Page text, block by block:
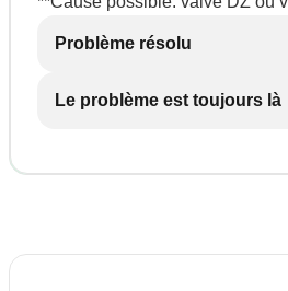
Problème résolu
Le problème est toujours là